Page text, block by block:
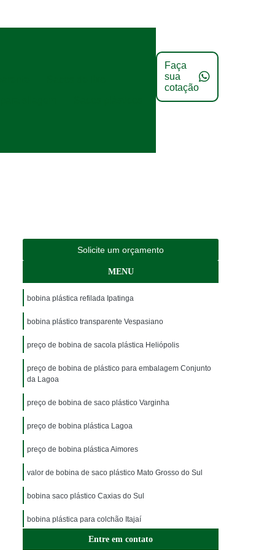
Faça
sua
cotação
Solicite um orçamento
MENU
bobina plástica refilada Ipatinga
bobina plástico transparente Vespasiano
preço de bobina de sacola plástica Heliópolis
preço de bobina de plástico para embalagem Conjunto
da Lagoa
preço de bobina de saco plástico Varginha
preço de bobina plástica Lagoa
preço de bobina plástica Aimores
valor de bobina de saco plástico Mato Grosso do Sul
bobina saco plástico Caxias do Sul
bobina plástica para colchão Itajaí
preço de bobina plástica refilada Ubá
Entre em contato